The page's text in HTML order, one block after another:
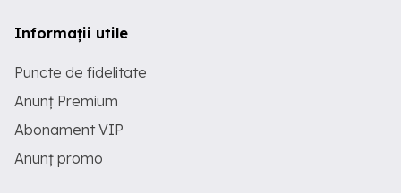
Informații utile
Puncte de fidelitate
Anunț Premium
Abonament VIP
Anunț promo